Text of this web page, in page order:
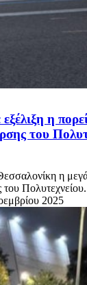
η
του
η
του
2025